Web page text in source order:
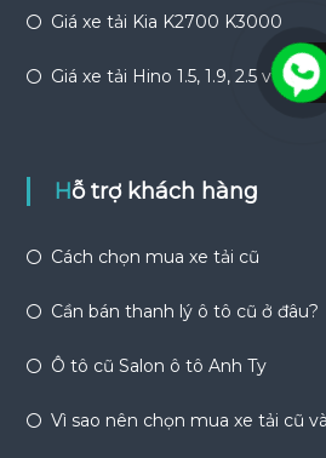
Giá xe tải Kia K2700 K3000
Giá xe tải Hino 1.5, 1.9, 2.5 và 3.5
Hỗ trợ khách hàng
Cách chọn mua xe tải cũ
Cần bán thanh lý ô tô cũ ở đâu?
Ô tô cũ Salon ô tô Anh Ty
Vì sao nên chọn mua xe tải cũ